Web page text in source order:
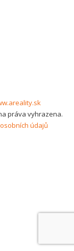
práva vyhrazena.
údajů